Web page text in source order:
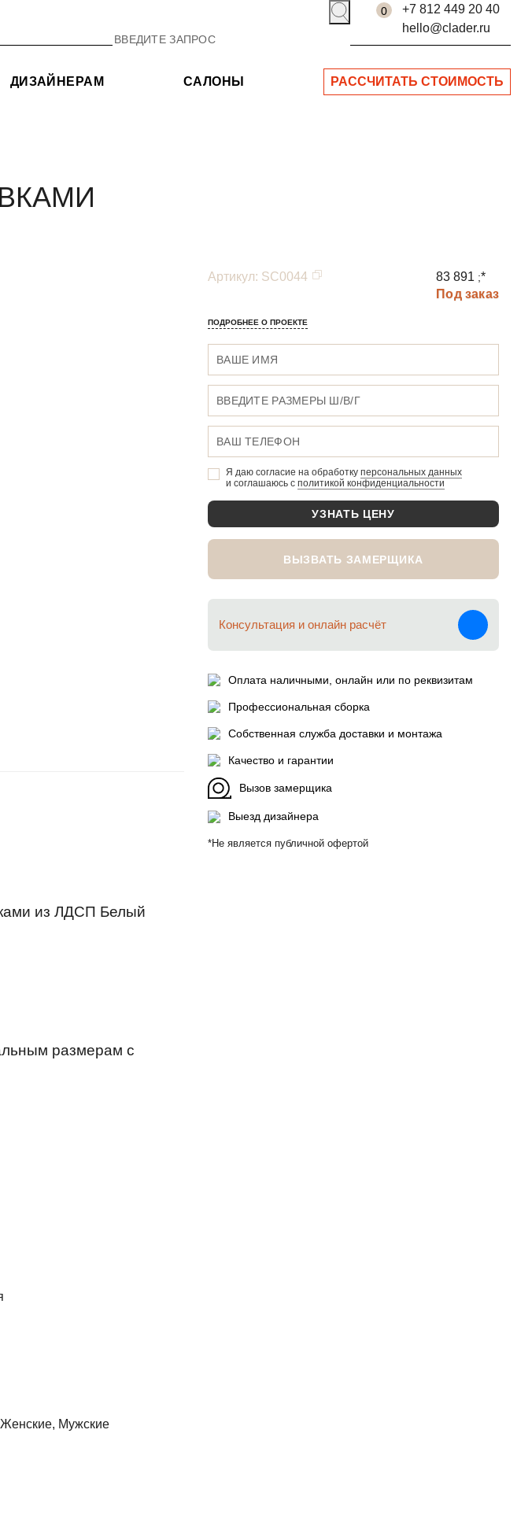
0
+7 812 449 20 40
hello@clader.ru
ДИЗАЙНЕРАМ САЛОНЫ РАССЧИТАТЬ СТОИМОСТЬ
из ЛДСП Белый
размерам с
Мужские
Артикул: SC0044 83 891 ;*
Под заказ
ПОДРОБНЕЕ О ПРОЕКТЕ
Я даю согласие на обработку персональных данныx
и соглашаюсь c политикой конфиденциальности
ВЫЗВАТЬ ЗАМЕРЩИКА
Консультация и онлайн расчёт
Оплата наличными, онлайн или по реквизитам
Профессиональная сборка
Собственная служба доставки и монтажа
Качество и гарантии
Вызов замерщика
Выезд дизайнера
*Не является публичной офертой